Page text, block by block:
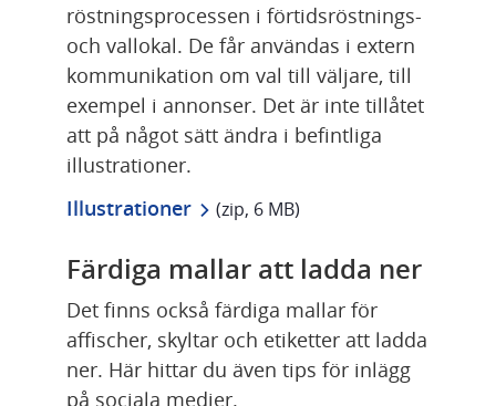
röstningsprocessen i förtidsröstnings-
och vallokal. De får användas i extern
kommunikation om val till väljare, till
exempel i annonser. Det är inte tillåtet
att på något sätt ändra i befintliga
illustrationer.
Illustrationerzip, 6 MB.
(zip, 6 MB)
Färdiga mallar att ladda ner
Det finns också färdiga mallar för
affischer, skyltar och etiketter att ladda
ner. Här hittar du även tips för inlägg
på sociala medier.